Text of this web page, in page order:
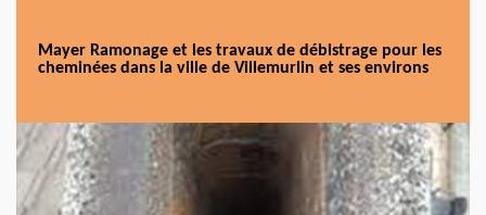
Mayer Ramonage et les travaux de débistrage pour les
cheminées dans la ville de Villemurlin et ses environs